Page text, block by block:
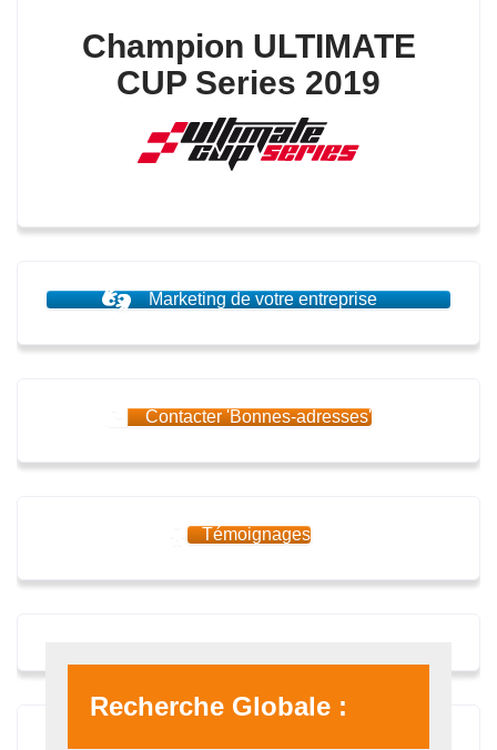
Champion ULTIMATE
CUP Series 2019
Marketing de votre entreprise
Contacter 'Bonnes-adresses'
Témoignages
Recherche Globale :